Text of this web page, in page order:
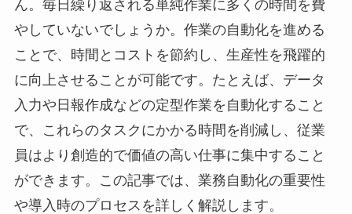
ん。毎日繰り返される単純作業に多くの時間を費
やしていないでしょうか。作業の自動化を進める
ことで、時間とコストを節約し、生産性を飛躍的
に向上させることが可能です。たとえば、データ
入力や日報作成などの定型作業を自動化すること
で、これらのタスクにかかる時間を削減し、従業
員はより創造的で価値の高い仕事に集中すること
ができます。この記事では、業務自動化の重要性
や導入時のプロセスを詳しく解説します。